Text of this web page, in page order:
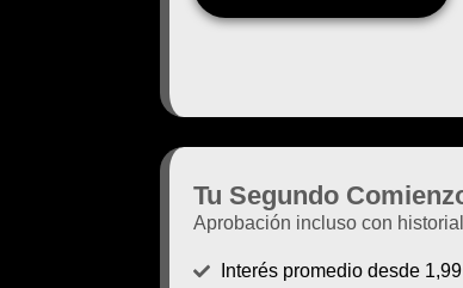
Tu Segundo
Aprobación incluso con
Interés promedio desde